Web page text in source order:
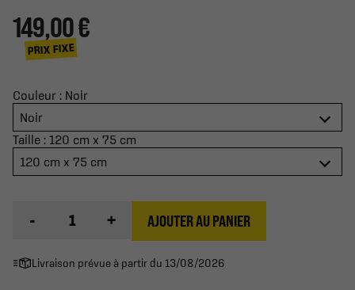
149,00 €
PRIX FIXE
Couleur : Noir
Noir
Taille : 120 cm x 75 cm
120 cm x 75 cm
- + AJOUTER AU PANIER
Livraison prévue à partir du 13/08/2026